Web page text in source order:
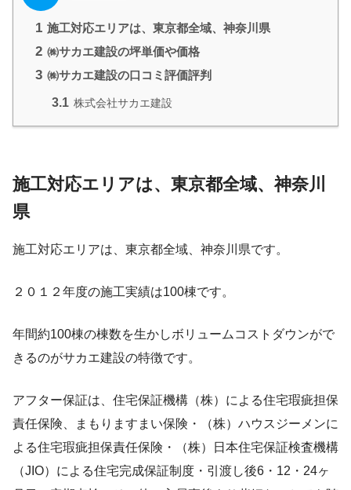
1 施工対応エリアは、東京都全域、神奈川県
2 ㈱サカエ建設の坪単価や価格
3 ㈱サカエ建設の口コミ評価評判
3.1 株式会社サカエ建設
施工対応エリアは、東京都全域、神奈川
県
施工対応エリアは、東京都全域、神奈川県です。
２０１２年度の施工実績は100棟です。
年間約100棟の棟数を生かしボリュームコストダウンがで
きるのがサカエ建設の特徴です。
アフター保証は、住宅保証機構（株）による住宅瑕疵担保
責任保険、まもりますまい保険・（株）ハウスジーメンに
よる住宅瑕疵担保責任保険・（株）日本住宅保証検査機構
（JIO）による住宅完成保証制度・引渡し後6・12・24ヶ